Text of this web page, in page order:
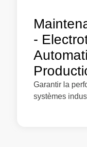
-
Garantir la
systèmes